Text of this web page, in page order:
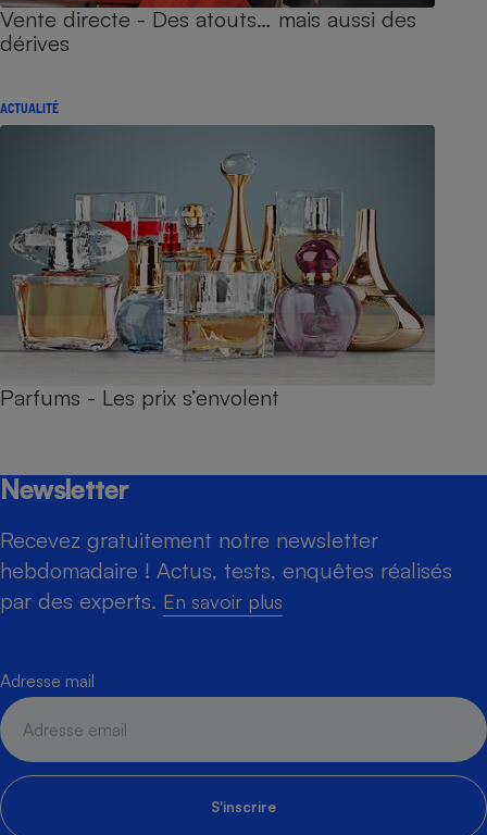
Vente directe - Des atouts… mais aussi des
dérives
ACTUALITÉ
Parfums - Les prix s’envolent
Newsletter
Recevez gratuitement notre newsletter
hebdomadaire ! Actus, tests, enquêtes réalisés
par des experts. En savoir plus
Adresse mail
S'inscrire